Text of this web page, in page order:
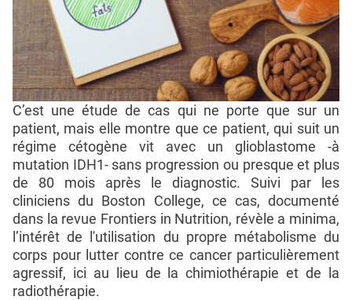
C’est une étude de cas qui ne porte que sur un
patient, mais elle montre que ce patient, qui suit un
régime cétogène vit avec un glioblastome -à
mutation IDH1- sans progression ou presque et plus
de 80 mois après le diagnostic. Suivi par les
cliniciens du Boston College, ce cas, documenté
dans la revue Frontiers in Nutrition, révèle a minima,
l’intérêt de l'utilisation du propre métabolisme du
corps pour lutter contre ce cancer particulièrement
agressif, ici au lieu de la chimiothérapie et de la
radiothérapie.